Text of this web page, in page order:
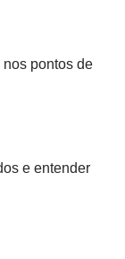
pontos de
e entender